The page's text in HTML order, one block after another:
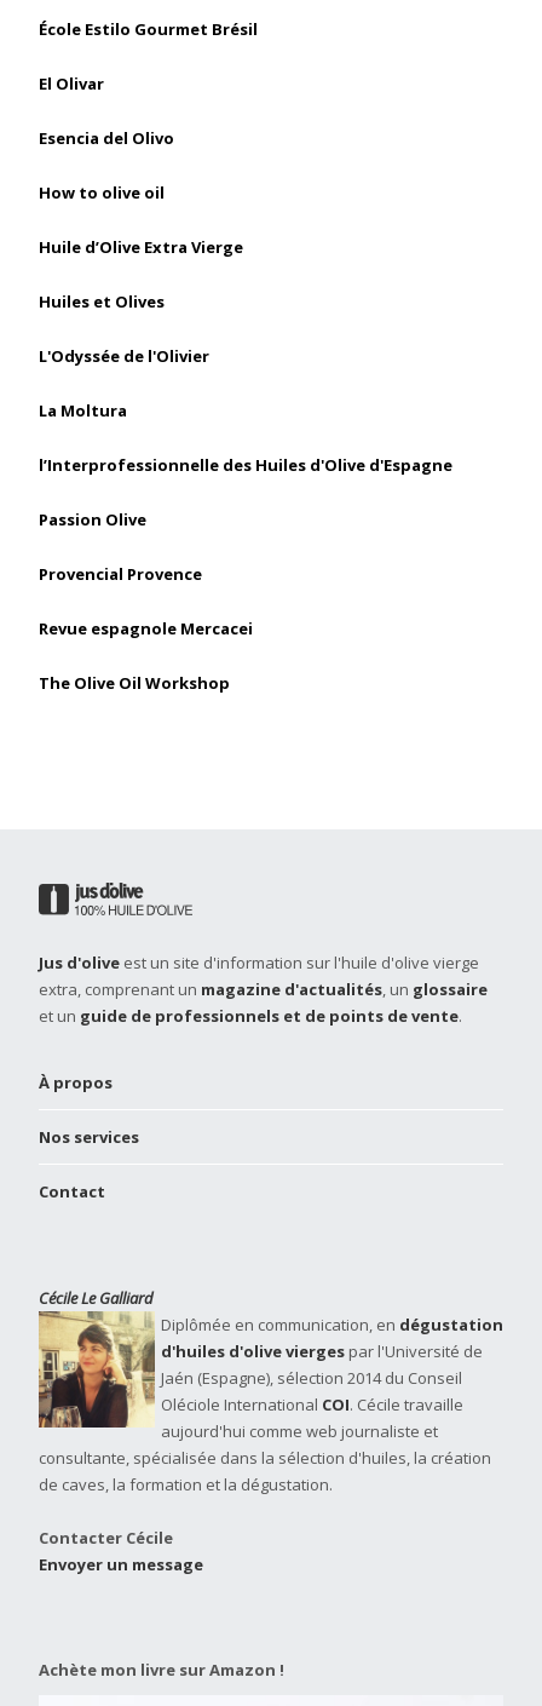
École Estilo Gourmet Brésil
El Olivar
Esencia del Olivo
How to olive oil
Huile d’Olive Extra Vierge
Huiles et Olives
L'Odyssée de l'Olivier
La Moltura
l’Interprofessionnelle des Huiles d'Olive d'Espagne
Passion Olive
Provencial Provence
Revue espagnole Mercacei
The Olive Oil Workshop
Jus d'olive est un site d'information sur l'huile d'olive vierge
extra, comprenant un magazine d'actualités, un glossaire
et un guide de professionnels et de points de vente.
À propos
Nos services
Contact
Cécile Le Galliard
Diplômée en communication, en dégustation
d'huiles d'olive vierges par l'Université de
Jaén (Espagne), sélection 2014 du Conseil
Oléciole International COI. Cécile travaille
aujourd'hui comme web journaliste et
consultante, spécialisée dans la sélection d'huiles, la création
de caves, la formation et la dégustation.
Contacter Cécile
Envoyer un message
Achète mon livre sur Amazon !